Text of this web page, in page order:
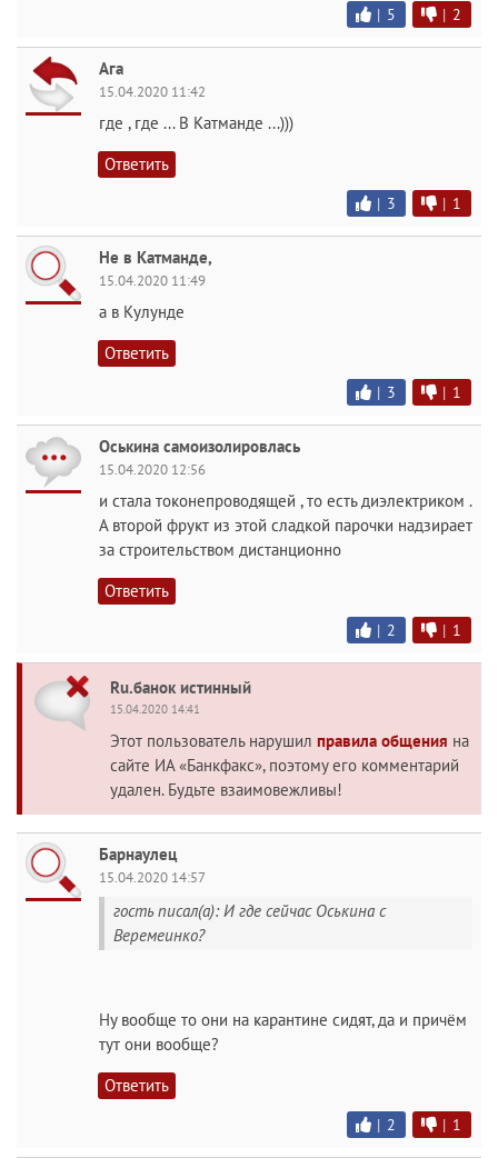
| 5 | 2
Ага
15.04.2020 11:42
где , где ... В Катманде ...)))
Ответить
| 3 | 1
Не в Катманде,
15.04.2020 11:49
а в Кулунде
Ответить
| 3 | 1
Оськина самоизолировлась
15.04.2020 12:56
и стала токонепроводящей , то есть диэлектриком .
А второй фрукт из этой сладкой парочки надзирает
за строительством дистанционно
Ответить
| 2 | 1
Ru.банок истинный
15.04.2020 14:41
Этот пользователь нарушил правила общения на
сайте ИА «Банкфакс», поэтому его комментарий
удален. Будьте взаимовежливы!
Барнаулец
15.04.2020 14:57
гость писал(а): И где сейчас Оськина с
Веремеинко?
Ну вообще то они на карантине сидят, да и причём
тут они вообще?
Ответить
| 2 | 1